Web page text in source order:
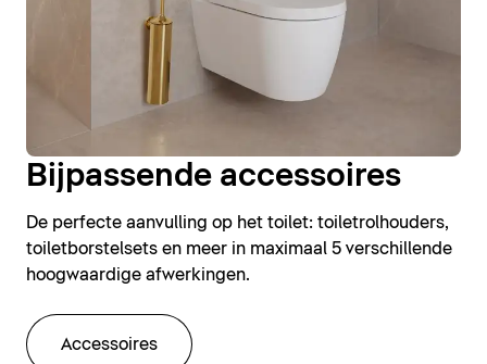
Bijpassende accessoires
De perfecte aanvulling op het toilet: toiletrolhouders,
toiletborstelsets en meer in maximaal 5 verschillende
hoogwaardige afwerkingen.
Accessoires